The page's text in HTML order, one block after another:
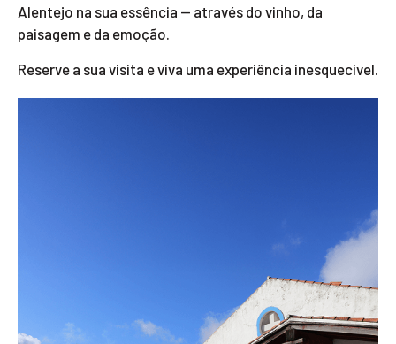
Alentejo na sua essência — através do vinho, da
paisagem e da emoção.
Reserve a sua visita e viva uma experiência inesquecível.